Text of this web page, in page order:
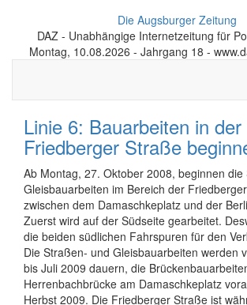
Die Augsburger Zeitung
DAZ - Unabhängige Internetzeitung für
Montag, 10.08.2026 - Jahrgang 18 -
Linie 6: Bauarbeiten in der
Friedberger Straße
Ab Montag, 27. Oktober 2008, beginnen
Gleisbauarbeiten im Bereich der
zwischen dem Damaschkeplatz und der
Zuerst wird auf der Südseite gearbeitet.
die beiden südlichen Fahrspuren für den
Die Straßen- und Gleisbauarbeiten werden
bis Juli 2009 dauern, die
Herrenbachbrücke am Damaschkeplatz
Herbst 2009. Die Friedberger Straße ist